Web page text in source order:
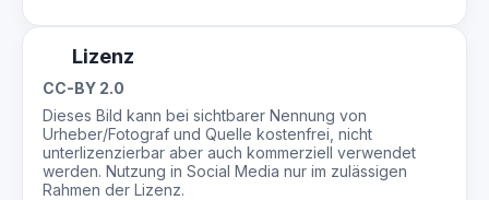
Lizenz
CC-BY 2.0
Dieses Bild kann bei sichtbarer Nennung von
Urheber/Fotograf und Quelle kostenfrei, nicht
unterlizenzierbar aber auch kommerziell verwendet
werden. Nutzung in Social Media nur im zulässigen
Rahmen der Lizenz.